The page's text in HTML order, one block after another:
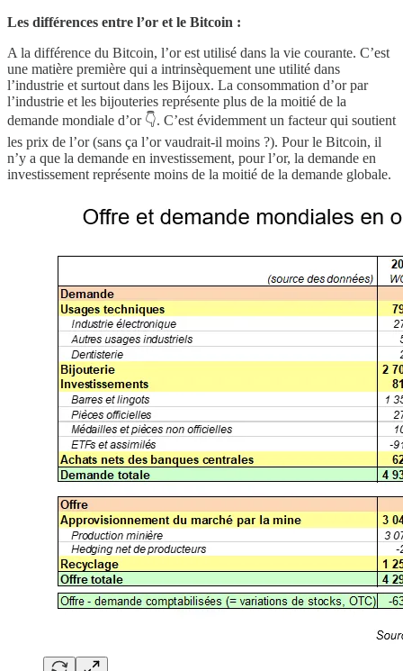
Les différences entre l’or et le Bitcoin :
A la différence du Bitcoin, l’or est utilisé dans la vie courante. C’est
une matière première qui a intrinsèquement une utilité dans
l’industrie et surtout dans les Bijoux. La consommation d’or par
l’industrie et les bijouteries représente plus de la moitié de la
demande mondiale d’or 👇. C’est évidemment un facteur qui soutient
les prix de l’or (sans ça l’or vaudrait-il moins ?). Pour le Bitcoin, il
n’y a que la demande en investissement, pour l’or, la demande en
investissement représente moins de la moitié de la demande globale.